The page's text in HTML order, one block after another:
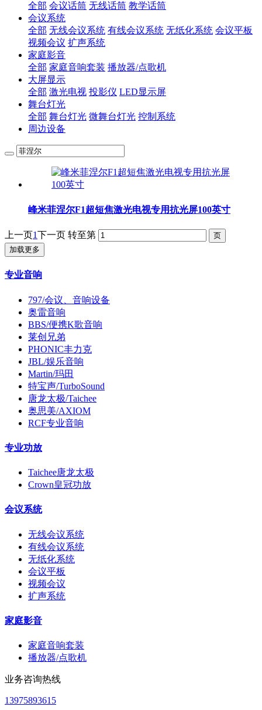
全部 会议话筒 无线话筒 教学话筒
会议系统
全部 无线会议系统 有线会议系统 无纸化系统 会议平板
视频会议 扩声系统
家庭影音
全部 家庭音响套装 播放器/点歌机
大屏显示
全部 激光电视 投影仪 LED显示屏
舞台灯光
全部 舞台灯光 微舞台灯光 控制系统
周边设备
峰米菲涅尔F1超短焦激光电视专用抗光屏100英寸
上一页1下一页 转至第
加载更多
专业音响
797/会议、音响设备
奥雷音响
BBS/便携K歌音响
莱创兄弟
PHONIC丰力克
JBL/娱乐音响
Martin/玛田
特宝声/TurboSound
唐龙太极/Taichee
奥思美/AXIOM
RCF专业音响
专业功放
Taichee唐龙太极
Crown皇冠功放
会议系统
无线会议系统
有线会议系统
无纸化系统
会议平板
视频会议
扩声系统
家庭影音
家庭音响套装
播放器/点歌机
业务咨询热线
13975893615